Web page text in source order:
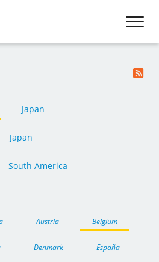
Japan
Japan
South America
Austria Belgium
Denmark España